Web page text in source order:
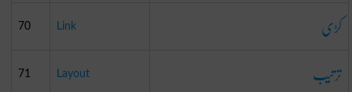
70 Link کڑی
71 Layout ترتیب